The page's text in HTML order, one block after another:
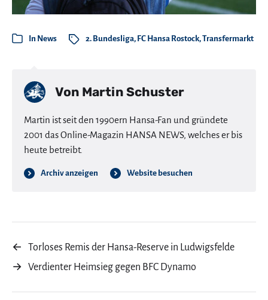
In News 2. Bundesliga, FC Hansa Rostock,Transfermarkt
Von Martin Schuster
Martin ist seit den 1990ern Hansa-Fan und gründete
2001 das Online-Magazin HANSA NEWS, welches er bis
heute betreibt.
Archiv anzeigen Website besuchen
←
Torloses Remis der Hansa-Reserve in Ludwigsfelde
→
Verdienter Heimsieg gegen BFC Dynamo